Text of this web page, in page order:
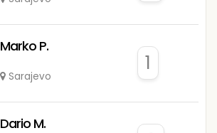
Marko P.
Sarajevo
1
Dario M.